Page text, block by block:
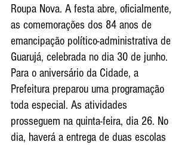
Roupa Nova. A festa abre, oficialmente,
as comemorações dos 84 anos de
emancipação político-administrativa de
Guarujá, celebrada no dia 30 de junho.
Para o aniversário da Cidade, a
Prefeitura preparou uma programação
toda especial. As atividades
prosseguem na quinta-feira, dia 26. No
dia, haverá a entrega de duas escolas